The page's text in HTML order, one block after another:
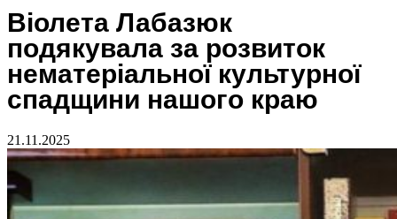
Віолета Лабазюк
подякувала за розвиток
нематеріальної культурної
спадщини нашого краю
21.11.2025